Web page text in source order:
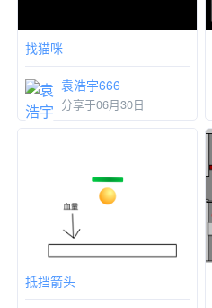
找猫咪
袁浩宇666
分享于06月30日
抵挡箭头